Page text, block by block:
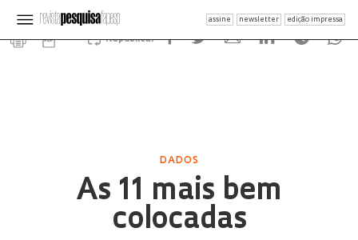
assine newsletter edição impressa
Republicar
DADOS
As 11 mais bem
colocadas